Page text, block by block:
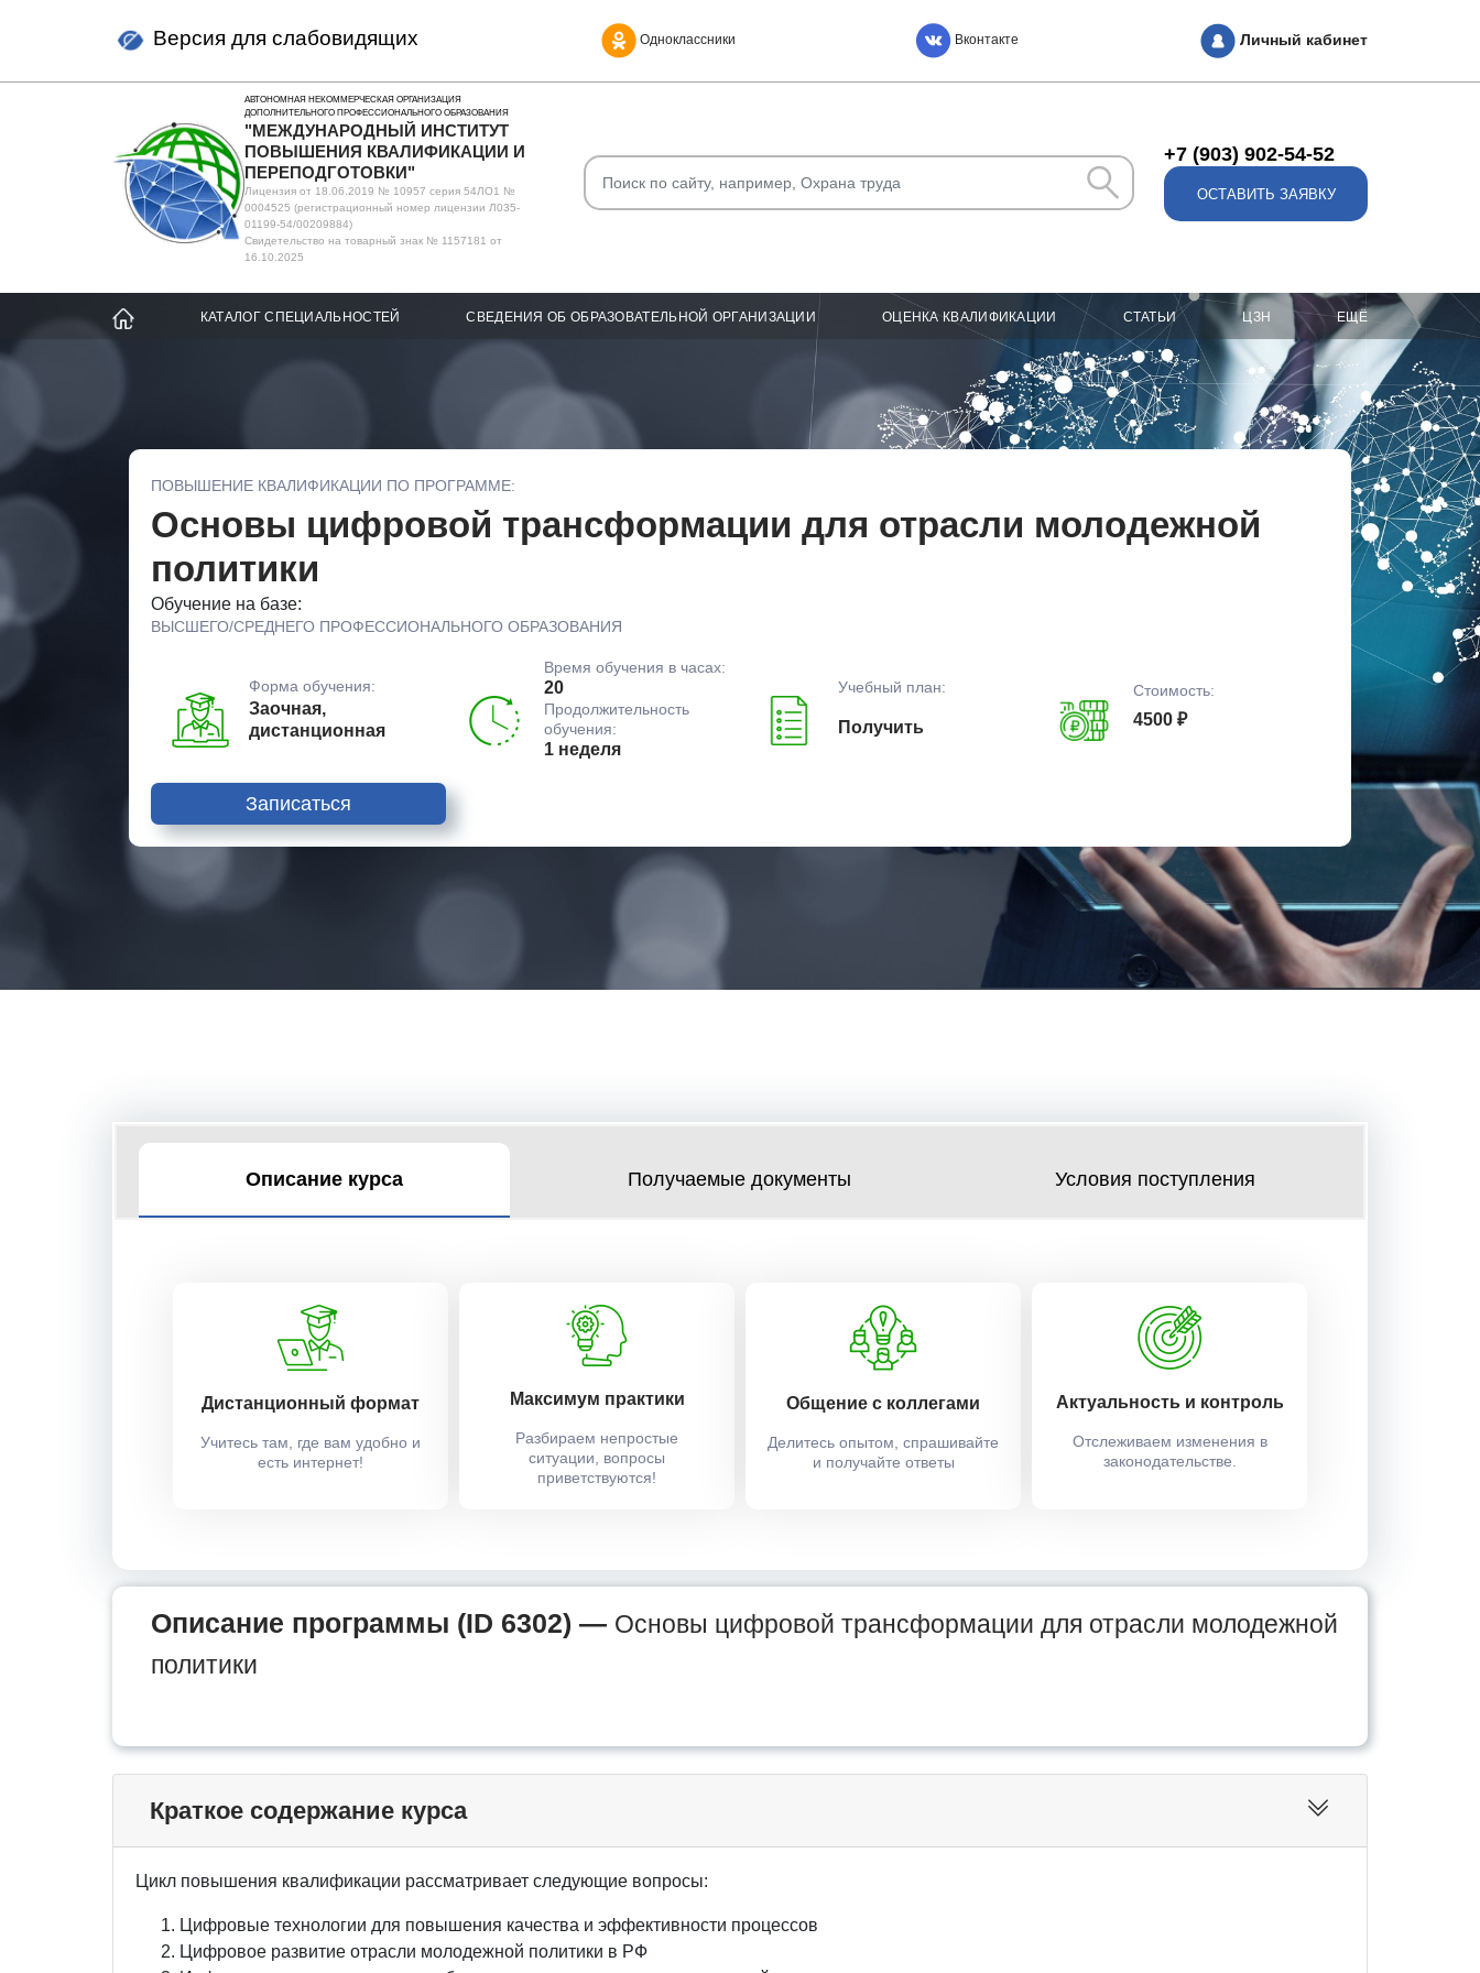
Версия для слабовидящих Одноклассники Вконтакте Личный кабинет
АВТОНОМНАЯ НЕКОММЕРЧЕСКАЯ ОРГАНИЗАЦИЯ
ДОПОЛНИТЕЛЬНОГО ПРОФЕССИОНАЛЬНОГО ОБРАЗОВАНИЯ
"МЕЖДУНАРОДНЫЙ ИНСТИТУТ
ПОВЫШЕНИЯ КВАЛИФИКАЦИИ И
ПЕРЕПОДГОТОВКИ"
Лицензия от 18.06.2019 № 10957 серия 54ЛО1 №
0004525 (регистрационный номер лицензии Л035-
01199-54/00209884)
Свидетельство на товарный знак № 1157181 от
16.10.2025
+7 (903) 902-54-52
ОСТАВИТЬ ЗАЯВКУ
КАТАЛОГ СПЕЦИАЛЬНОСТЕЙ СВЕДЕНИЯ ОБ ОБРАЗОВАТЕЛЬНОЙ ОРГАНИЗАЦИИ ОЦЕНКА КВАЛИФИКАЦИИ СТАТЬИ ЦЗН ЕЩЁ
ПОВЫШЕНИЕ КВАЛИФИКАЦИИ ПО ПРОГРАММЕ:
Основы цифровой трансформации для отрасли молодежной
политики
Обучение на базе:
ВЫСШЕГО/СРЕДНЕГО ПРОФЕССИОНАЛЬНОГО ОБРАЗОВАНИЯ
Форма обучения:
Заочная,
дистанционная
Время обучения в часах:
20
Продолжительность
обучения:
1 неделя
Учебный план:
Получить
Стоимость:
4500 ₽
Записаться
Описание курса Получаемые документы Условия поступления
Дистанционный формат
Учитесь там, где вам удобно и
есть интернет!
Максимум практики
Разбираем непростые
ситуации, вопросы
приветствуются!
Общение с коллегами
Делитесь опытом, спрашивайте
и получайте ответы
Актуальность и контроль
Отслеживаем изменения в
законодательстве.
Описание программы (ID 6302) — Основы цифровой трансформации для отрасли молодежной
политики
Краткое содержание курса
Цикл повышения квалификации рассматривает следующие вопросы:
Цифровые технологии для повышения качества и эффективности процессов
Цифровое развитие отрасли молодежной политики в РФ